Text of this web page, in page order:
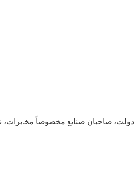
صاحبان صنايع مخصوصاً